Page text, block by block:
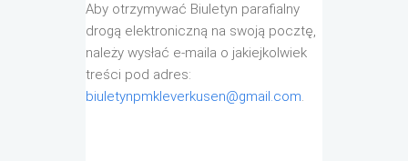
Aby otrzymywać Biuletyn parafialny
drogą elektroniczną na swoją pocztę,
należy wysłać e-maila o jakiejkolwiek
treści pod adres:
biuletynpmkleverkusen@gmail.com.